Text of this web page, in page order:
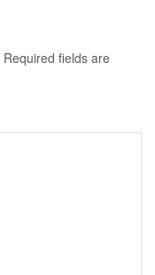
Required fields are